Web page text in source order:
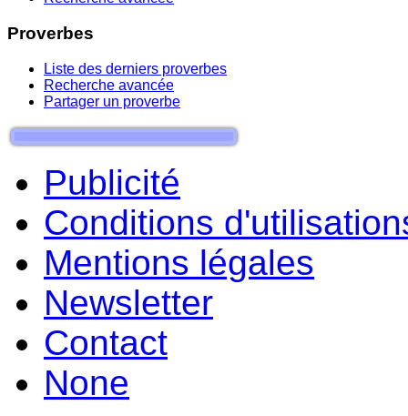
Proverbes
Liste des derniers proverbes
Recherche avancée
Partager un proverbe
Publicité
Conditions
Mentions légales
Newsletter
Contact
None